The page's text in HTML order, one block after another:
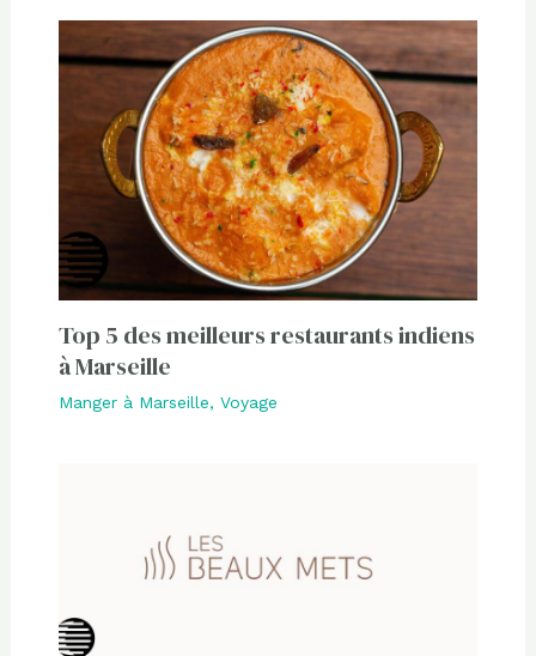
Top 5 des meilleurs restaurants indiens
à Marseille
Manger à Marseille, Voyage